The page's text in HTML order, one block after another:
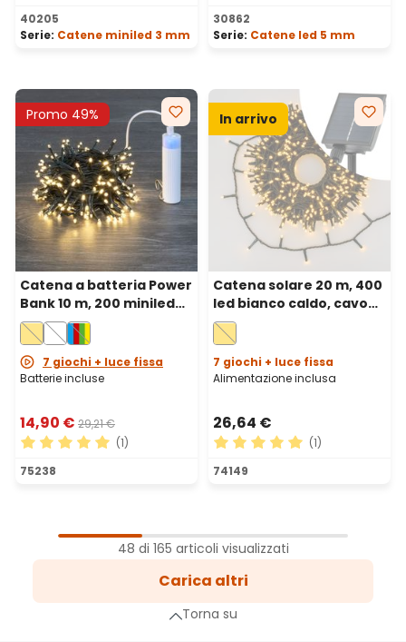
Valutazione media di 5 su 5 stelle
40205
Serie: Catene miniled 3 mm
Valutazione media di 5 su
30862
Serie: Catene led 5 mm
Promo 49%
Catena a batteria Power
Bank 10 m, 200 miniled
bianco caldo, cavo
verde
7 giochi + luce fissa
Batterie incluse
14,90 € 29,21 €
Valutazione media di 5 su 5 stelle
(1)
75238
In arrivo
Catena solare 20 m, 400
led bianco caldo, cavo
verde, Power Bank con
ricarica USB
7 giochi + luce fissa
Alimentazione inclusa
26,64 €
Valutazione media di 5 su
(1)
74149
48 di 165 articoli visualizzati
Carica altri
Torna su